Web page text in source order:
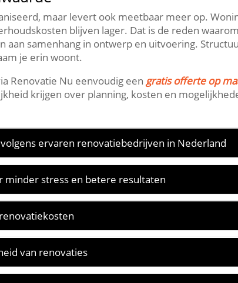
maar levert ook meetbaar meer op.​
blijven lager.​ Dat is de reden
samenhang in ontwerp en uitvoering.​
je erin woont.​
Renovatie Nu eenvoudig eengratis offerte op
krijgen over planning, kosten en
ervaren renovatiebedrijven in Nederland
minder stress en betere resultaten
van renovaties